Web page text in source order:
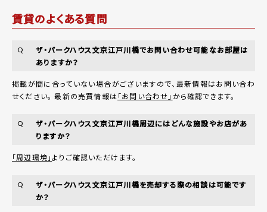
賃貸のよくある質問
Q
ザ・パークハウス文京江戸川橋でお問い合わせ可能なお部屋は
ありますか？
掲載が間に合っていない場合がございますので、最新情報はお問い合わ
せください。 最新の売買情報は「お問い合わせ」 から確認できます。
Q
ザ・パークハウス文京江戸川橋周辺にはどんな施設やお店があ
りますか？
「周辺環境」よりご確認いただけます。
Q
ザ・パークハウス文京江戸川橋を売却する際の相談は可能です
か？